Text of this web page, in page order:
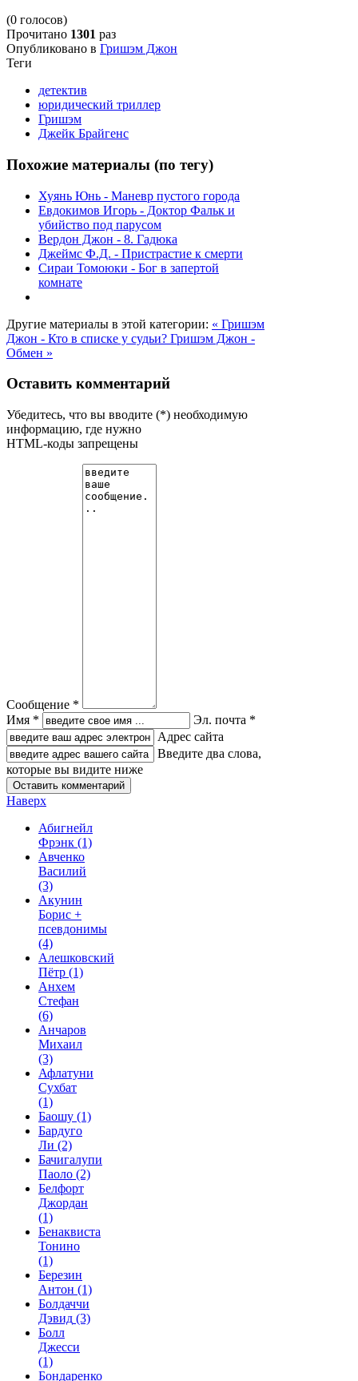
(0 голосов)
Прочитано 1301 раз
Опубликовано в Гришэм Джон
Теги
детектив
юридический триллер
Гришэм
Джейк Брайгенс
Похожие материалы (по тегу)
Хуянь Юнь - Маневр пустого города
Евдокимов Игорь - Доктор Фальк и
убийство под парусом
Вердон Джон - 8. Гадюка
Джеймс Ф.Д. - Пристрастие к смерти
Сираи Томоюки - Бог в запертой
комнате
Другие материалы в этой категории: « Гришэм
Джон - Кто в списке у судьи? Гришэм Джон -
Обмен »
Оставить комментарий
Убедитесь, что вы вводите (*) необходимую
информацию, где нужно
HTML-коды запрещены
Сообщение *
Имя *
Эл. почта *
Адрес сайта
Введите два слова,
которые вы видите ниже
Наверх
Абигнейл
Фрэнк (1)
Авченко
Василий
(3)
Акунин
Борис +
псевдонимы
(4)
Алешковский
Пётр (1)
Анхем
Стефан
(6)
Анчаров
Михаил
(3)
Афлатуни
Сухбат
(1)
Баошу (1)
Бардуго
Ли (2)
Бачигалупи
Паоло (2)
Белфорт
Джордан
(1)
Бенаквиста
Тонино
(1)
Березин
Антон (1)
Болдаччи
Дэвид (3)
Болл
Джесси
(1)
Бондаренко